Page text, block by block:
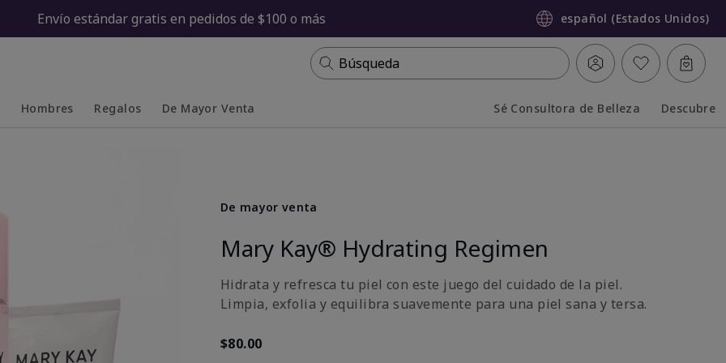
Envío estándar gratis en pedidos de $100 o más español (Estados Unidos)
Búsqueda
Hombres Regalos De Mayor Venta Sé Consultora de Belleza Descubre
De mayor venta
Mary Kay® Hydrating Regimen
Hidrata y refresca tu piel con este juego del cuidado de la piel.
Limpia, exfolia y equilibra suavemente para una piel sana y tersa.
$80.00